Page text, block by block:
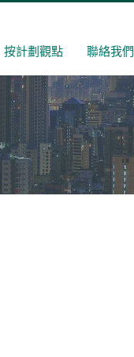
按計劃觀點 聯絡我們